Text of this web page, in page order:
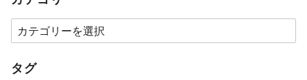
タグ